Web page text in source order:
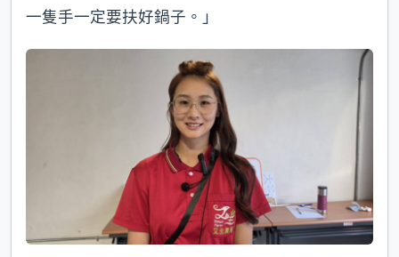
一隻手一定要扶好鍋子。」